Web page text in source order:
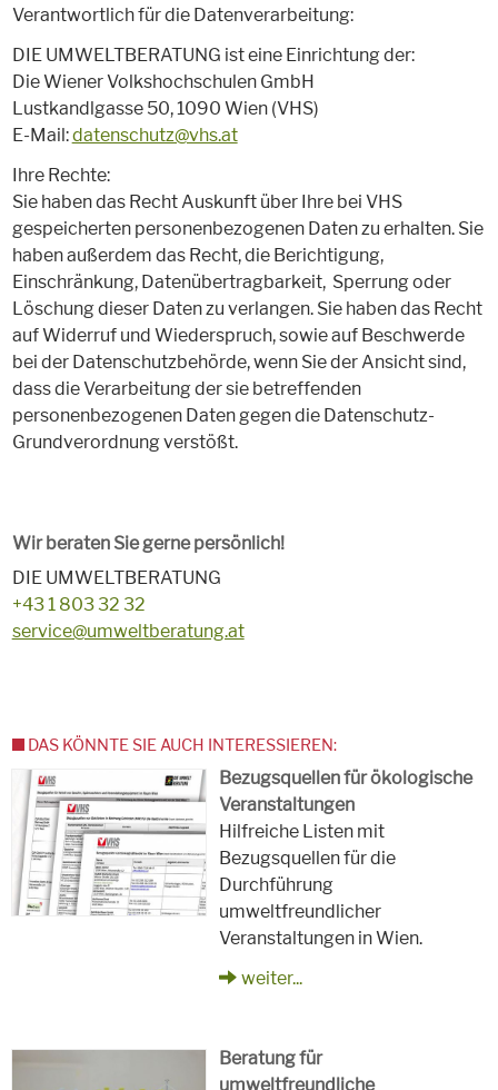
Verantwortlich für die Datenverarbeitung:
DIE UMWELTBERATUNG ist eine Einrichtung der:
Die Wiener Volkshochschulen GmbH
Lustkandlgasse 50, 1090 Wien (VHS)
E-Mail:datenschutz@vhs.at
Ihre Rechte:
Sie haben das Recht Auskunft über Ihre bei VHS
gespeicherten personenbezogenen Daten zu erhalten. Sie
haben außerdem das Recht, die Berichtigung,
Einschränkung, Datenübertragbarkeit, Sperrung oder
Löschung dieser Daten zu verlangen. Sie haben das Recht
auf Widerruf und Wiederspruch, sowie auf Beschwerde
bei der Datenschutzbehörde, wenn Sie der Ansicht sind,
dass die Verarbeitung der sie betreffenden
personenbezogenen Daten gegen die Datenschutz-
Grundverordnung verstößt.
Wir beraten Sie gerne persönlich!
DIE UMWELTBERATUNG
+43 1 803 32 32
service@umweltberatung.at
DAS KÖNNTE SIE AUCH INTERESSIEREN:
Bezugsquellen für ökologische
Veranstaltungen
Hilfreiche Listen mit
Bezugsquellen für die
Durchführung
umweltfreundlicher
Veranstaltungen in Wien.
weiter...
Beratung für
umweltfreundliche